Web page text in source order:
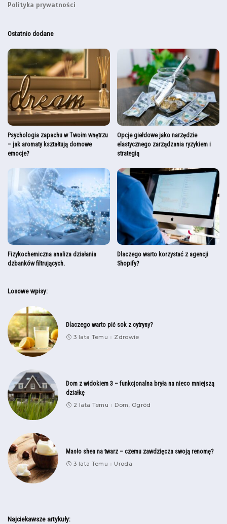
Polityka prywatności
Ostatnio dodane
Psychologia zapachu w Twoim wnętrzu
– jak aromaty kształtują domowe
emocje?
Opcje giełdowe jako narzędzie
elastycznego zarządzania ryzykiem i
strategią
Fizykochemiczna analiza działania
dzbanków filtrujących.
Dlaczego warto korzystać z agencji
Shopify?
Losowe wpisy:
Dlaczego warto pić sok z cytryny?
3 lata Temu Zdrowie
Dom z widokiem 3 – funkcjonalna bryła na nieco mniejszą
działkę
2 lata Temu Dom, Ogród
Masło shea na twarz – czemu zawdzięcza swoją renomę?
3 lata Temu Uroda
Najciekawsze artykuły: